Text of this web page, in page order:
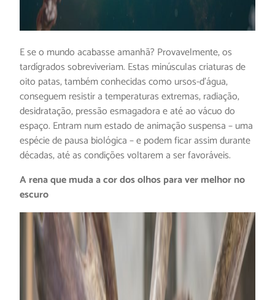
E se o mundo acabasse amanhã? Provavelmente, os
tardígrados sobreviveriam. Estas minúsculas criaturas de
oito patas, também conhecidas como ursos-d’água,
conseguem resistir a temperaturas extremas, radiação,
desidratação, pressão esmagadora e até ao vácuo do
espaço. Entram num estado de animação suspensa – uma
espécie de pausa biológica – e podem ficar assim durante
décadas, até as condições voltarem a ser favoráveis.
A rena que muda a cor dos olhos para ver melhor no
escuro